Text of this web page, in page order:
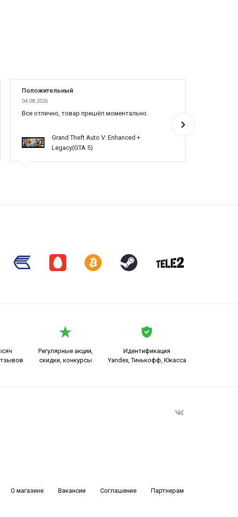
Положительный
04.08.2026
Все отлично, товар пришёл моментально.
Grand Theft Auto V: Enhanced +
Legacy(GTA 5)
Регулярные акции,
скидки, конкурсы
Идентификация
Yandex, Тинькофф, Юкасса
О магазине Вакансии Соглашение Партнерам